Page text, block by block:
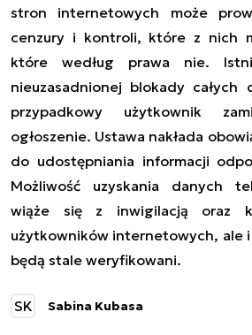
stron internetowych może
cenzury i kontroli, które z nich
które według prawa nie.
nieuzasadnionej blokady
przypadkowy użytkownik
ogłoszenie. Ustawa nakłada
do udostępniania informacji
Możliwość uzyskania danych
wiąże się z inwigilacją oraz
użytkowników internetowych, ale
będą stale weryfikowani.
SK Sabina Kubasa